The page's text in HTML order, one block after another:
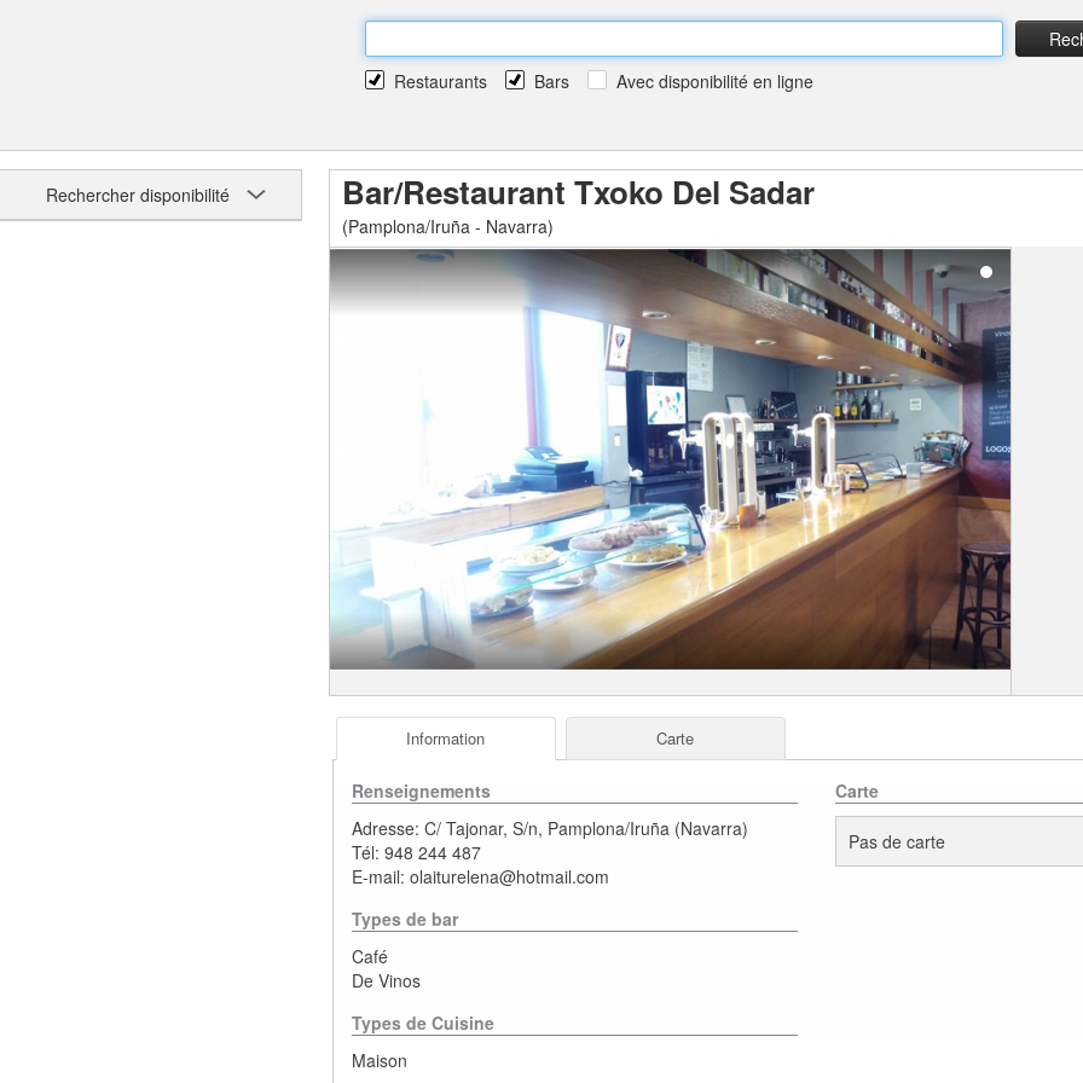
Restaurants Bars Avec disponibilité en ligne
Rechercher disponibilité Bar/Restaurant Txoko Del Sadar
(Pamplona/Iruña - Navarra)
Information Carte
Renseignements
Adresse: C/ Tajonar, S/n, Pamplona/Iruña (Navarra)
Tél: 948 244 487
E-mail: olaiturelena@hotmail.com
Types de bar
Café
De Vinos
Types de Cuisine
Maison
Carte
Pas de carte